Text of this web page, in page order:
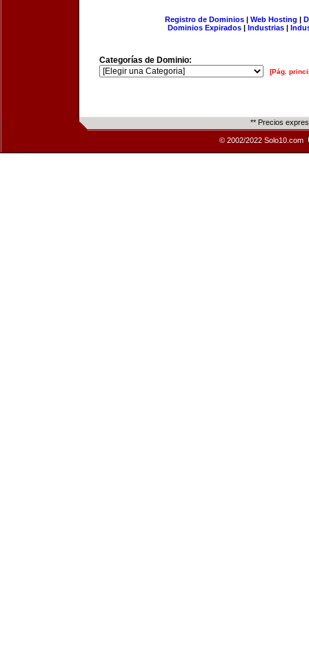
Registro de Dominios| Web Hosting |
Dominios Expirados | Industrias |
Categorías de Dominio:
[Pág.
** Precios
© 2002/2022 Solo10.com